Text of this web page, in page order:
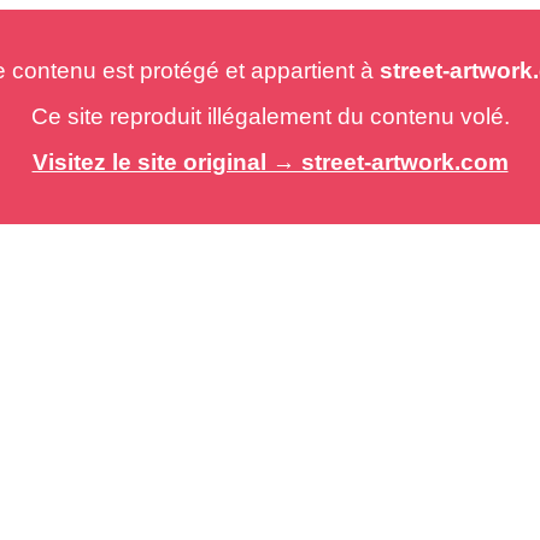
est protégé et appartient à street-
Ce site reproduit illégalement du contenu volé.
Visitez le site original → street-artwork.com